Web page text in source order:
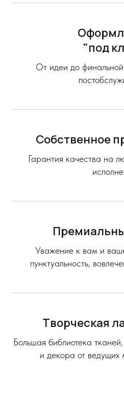
"под
От идеи до
Собственное
Гарантия качества на
Уважение к вам и
пунктуальность,
Творческая
Большая библиотека
и декора от ведущих